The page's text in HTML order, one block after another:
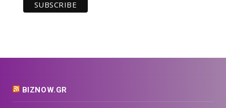
BIZNOW.GR